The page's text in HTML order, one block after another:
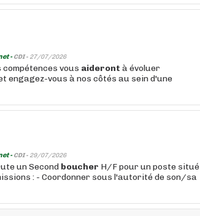
-CDI - 27/07/2026
compétences vous aideront à évoluer
engagez-vous à nos côtés au sein d'une
-CDI - 29/07/2026
un Second boucher H/F pour un poste situé
: - Coordonner sous l'autorité de son/sa